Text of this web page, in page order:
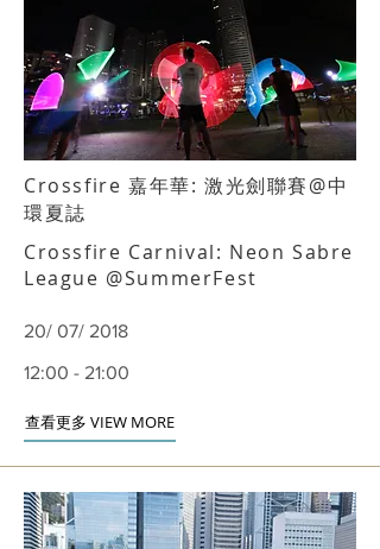
Crossfire 嘉年華: 激光劍聯賽@中
環夏誌
Crossfire Carnival: Neon Sabre
League @SummerFest
20/ 07/ 2018
12:00 - 21:00
查看更多 VIEW MORE